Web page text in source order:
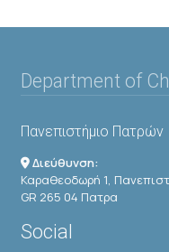
Department of
Πανεπιστήμιο Πατρών
Διεύθυνση:
Καραθεοδωρή 1,
GR 265 04 Πατρα
Social